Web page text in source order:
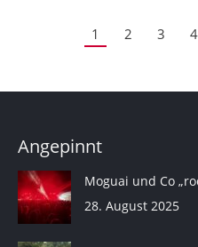
1 2 3 4
Angepinnt
Moguai und Co
28. August 2025